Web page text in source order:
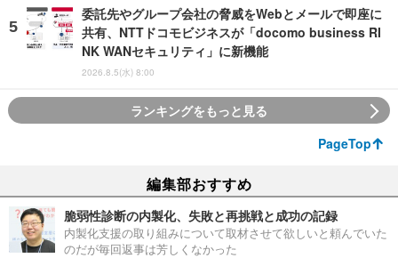
委託先やグループ会社の脅威をWebとメールで即座に
共有、NTTドコモビジネスが「docomo business RI
NK WANセキュリティ」に新機能
2026.8.5(水) 8:00
ランキングをもっと見る
PageTop
編集部おすすめ
脆弱性診断の内製化、失敗と再挑戦と成功の記録
内製化支援の取り組みについて取材させて欲しいと頼んでいた
のだが毎回返事は芳しくなかった